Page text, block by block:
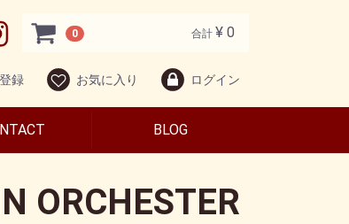
0 合計 ¥ 0
録 お気に入り ログイン
BLOG
ORCHESTER